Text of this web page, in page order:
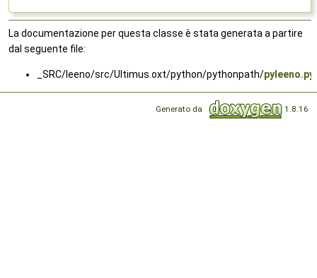
La documentazione per questa classe è stata generata a partire
dal seguente file:
_SRC/leeno/src/Ultimus.oxt/python/pythonpath/pyleeno.py
Generato da 1.8.16